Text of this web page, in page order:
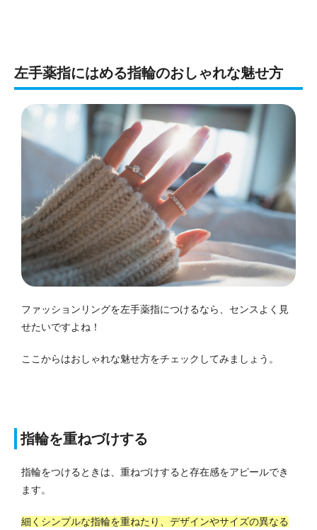
左手薬指にはめる指輪のおしゃれな魅せ方
ファッションリングを左手薬指につけるなら、センスよく見
せたいですよね！
ここからはおしゃれな魅せ方をチェックしてみましょう。
指輪を重ねづけする
指輪をつけるときは、重ねづけすると存在感をアピールでき
ます。
細くシンプルな指輪を重ねたり、デザインやサイズの異なる